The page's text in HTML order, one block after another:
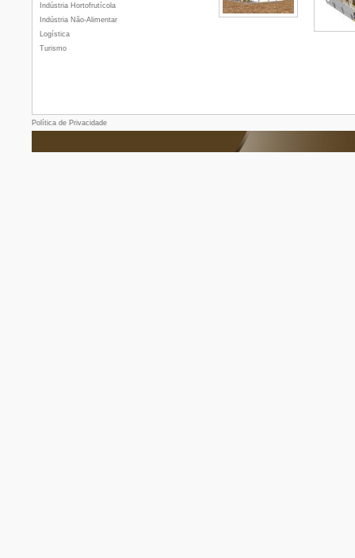
Indústria Hortofrutícola
Indústria Não-Alimentar
Logística
Turismo
Política de Privacidade